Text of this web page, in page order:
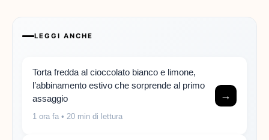
LEGGI ANCHE
Torta fredda al cioccolato bianco e limone,
l’abbinamento estivo che sorprende al primo
assaggio
1 ora fa • 20 min di lettura
→